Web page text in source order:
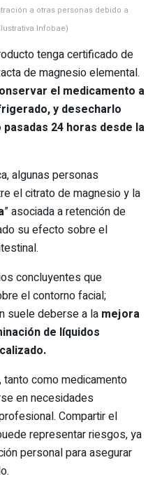
a otras personas debido a
Infobae)
tenga certificado de
de magnesio elemental.
el medicamento a
y desecharlo
24 horas desde la
algunas personas
el citrato de magnesio y la
” asociada a retención de
su efecto sobre el
concluyentes que
el contorno facial;
suele deberse a la mejora
de líquidos
como medicamento
en necesidades
Compartir el
representar riesgos, ya
personal para asegurar